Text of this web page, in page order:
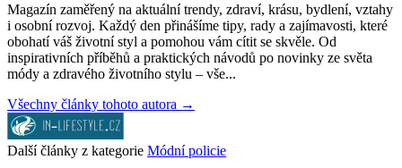
Magazín zaměřený na aktuální trendy, zdraví, krásu, bydlení, vztahy
i osobní rozvoj. Každý den přinášíme tipy, rady a zajímavosti, které
obohatí váš životní styl a pomohou vám cítit se skvěle. Od
inspirativních příběhů a praktických návodů po novinky ze světa
módy a zdravého životního stylu – vše...
Všechny články tohoto autora →
Další články z kategorie Módní policie